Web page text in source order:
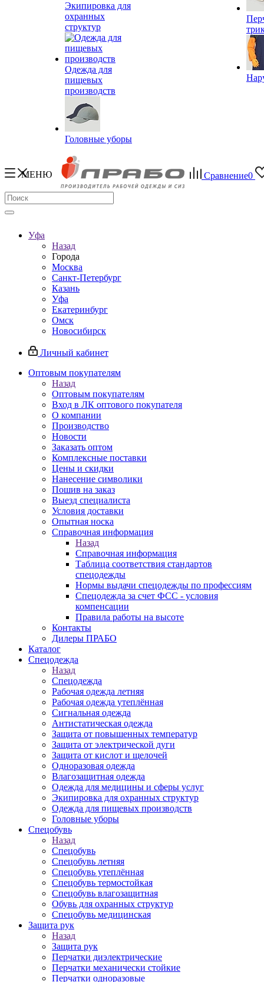
Экипировка для
охранных
структур
Одежда для
пищевых
производств
Головные уборы
МЕНЮ Сравнение0
Уфа
Назад
Города
Москва
Санкт-Петербург
Казань
Уфа
Екатеринбург
Омск
Новосибирск
Личный кабинет
Оптовым покупателям
Назад
Оптовым покупателям
Вход в ЛК оптового покупателя
О компании
Производство
Новости
Заказать оптом
Комплексные поставки
Цены и скидки
Нанесение символики
Пошив на заказ
Выезд специалиста
Условия доставки
Опытная носка
Справочная информация
Назад
Справочная информация
Таблица соответствия стандартов
спецодежды
Нормы выдачи спецодежды по профессиям
Спецодежда за счет ФСС - условия
компенсации
Правила работы на высоте
Контакты
Дилеры ПРАБО
Каталог
Спецодежда
Назад
Спецодежда
Рабочая одежда летняя
Рабочая одежда утеплённая
Сигнальная одежда
Антистатическая одежда
Защита от повышенных температур
Защита от электрической дуги
Защита от кислот и щелочей
Одноразовая одежда
Влагозащитная одежда
Одежда для медицины и сферы услуг
Экипировка для охранных структур
Одежда для пищевых производств
Головные уборы
Спецобувь
Назад
Спецобувь
Спецобувь летняя
Спецобувь утеплённая
Спецобувь термостойкая
Спецобувь влагозащитная
Обувь для охранных структур
Спецобувь медицинская
Защита рук
Назад
Защита рук
Перчатки диэлектрические
Перчатки механически стойкие
Перчатки одноразовые